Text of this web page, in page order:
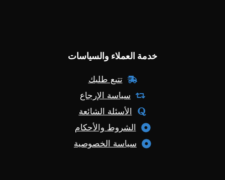
خدمة العملاء والسياسات
تتبع طلبك
سياسة الإرجاع
الأسئلة الشائعة
الشروط والأحكام
سياسة الخصوصية